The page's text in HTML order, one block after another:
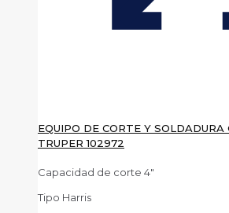
EQUIPO DE CORTE Y
TRUPER 102972
Capacidad de corte 4″
Tipo Harris